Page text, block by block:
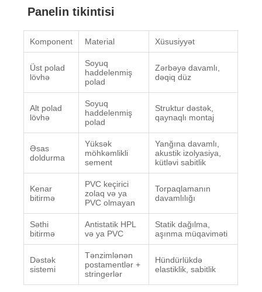
Panelin tikintisi
Komponent Material Xüsusiyyət
Üst polad
lövhə
Soyuq
haddelenmiş
polad
Zərbəyə davamlı,
dəqiq düz
Alt polad
lövhə
Soyuq
haddelenmiş
polad
Struktur dəstək,
qaynaqlı montaj
Əsas
doldurma
Yüksək
möhkəmlikli
sement
Yanğına davamlı,
akustik izolyasiya,
kütləvi sabitlik
Kenar
bitirmə
PVC keçirici
zolaq və ya
PVC olmayan
Torpaqlamanın
davamlılığı
Səthi
bitirmə
Antistatik HPL
və ya PVC
Statik dağılma,
aşınma müqaviməti
Dəstək
sistemi
Tənzimlənən
postamentlər +
stringerlər
Hündürlükdə
elastiklik, sabitlik